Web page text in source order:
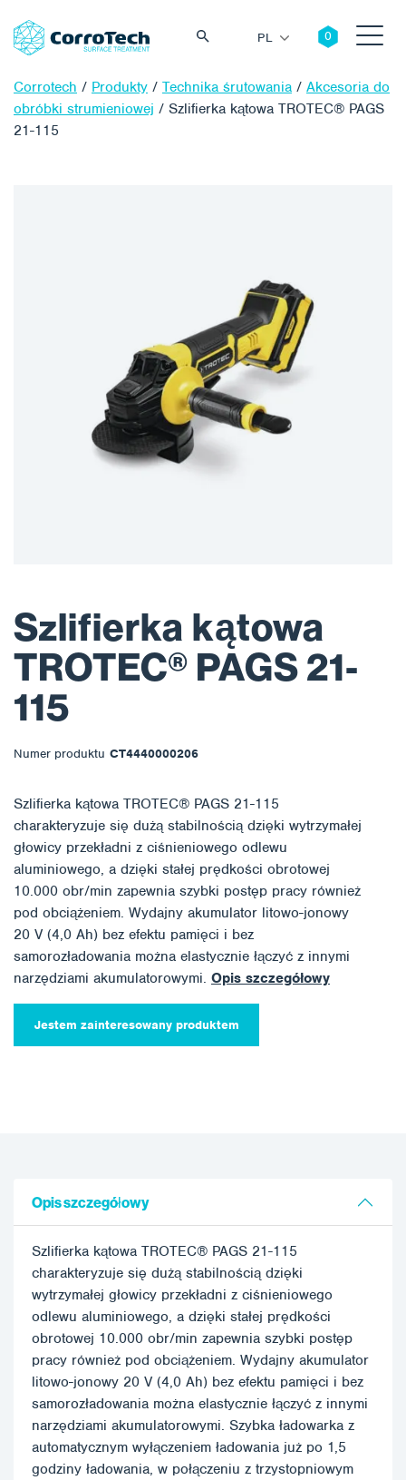
PL
Corrotech / Produkty / Technika śrutowania / Akcesoria do
obróbki strumieniowej / Szlifierka kątowa TROTEC® PAGS
21-115
Szlifierka kątowa
TROTEC® PAGS 21-
115
Numer produktu CT4440000206
Szlifierka kątowa TROTEC® PAGS 21-115
charakteryzuje się dużą stabilnością dzięki wytrzymałej
głowicy przekładni z ciśnieniowego odlewu
aluminiowego, a dzięki stałej prędkości obrotowej
10.000 obr/min zapewnia szybki postęp pracy również
pod obciążeniem. Wydajny akumulator litowo-jonowy
20 V (4,0 Ah) bez efektu pamięci i bez
samorozładowania można elastycznie łączyć z innymi
narzędziami akumulatorowymi. Opis szczegółowy
Jestem zainteresowany produktem
Opis szczegółowy
Szlifierka kątowa TROTEC® PAGS 21-115
charakteryzuje się dużą stabilnością dzięki
wytrzymałej głowicy przekładni z ciśnieniowego
odlewu aluminiowego, a dzięki stałej prędkości
obrotowej 10.000 obr/min zapewnia szybki postęp
pracy również pod obciążeniem. Wydajny akumulator
litowo-jonowy 20 V (4,0 Ah) bez efektu pamięci i bez
samorozładowania można elastycznie łączyć z innymi
narzędziami akumulatorowymi. Szybka ładowarka z
automatycznym wyłączeniem ładowania już po 1,5
godziny ładowania, w połączeniu z trzystopniowym